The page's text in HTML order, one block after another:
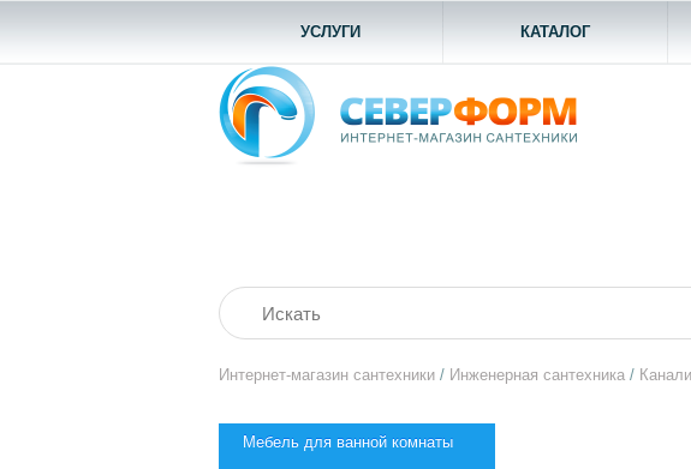
УСЛУГИ КАТАЛОГ
Интернет-магазин сантехники / Инженерная сантехника /
Мебель для ванной комнаты